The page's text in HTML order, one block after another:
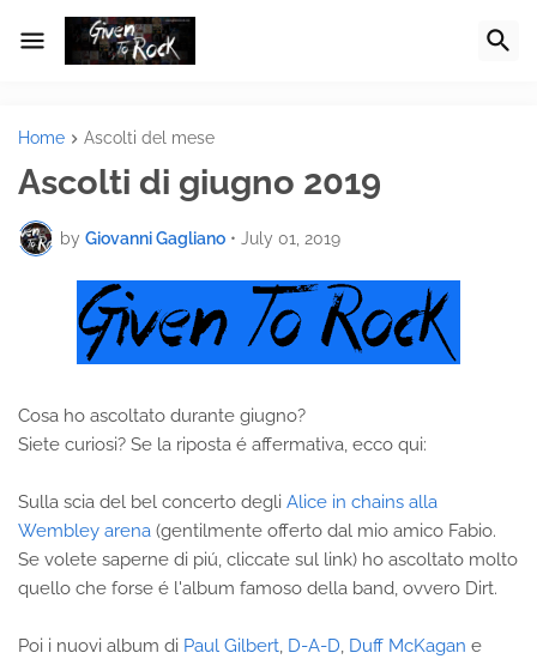
Home Ascolti del mese
Ascolti di giugno 2019
by Giovanni Gagliano • July 01, 2019
Cosa ho ascoltato durante giugno?
Siete curiosi? Se la riposta é affermativa, ecco qui:
Sulla scia del bel concerto degli Alice in chains alla
Wembley arena (gentilmente offerto dal mio amico Fabio.
Se volete saperne di piú, cliccate sul link) ho ascoltato molto
quello che forse é l'album famoso della band, ovvero Dirt.
Poi i nuovi album di Paul Gilbert, D-A-D, Duff McKagan e